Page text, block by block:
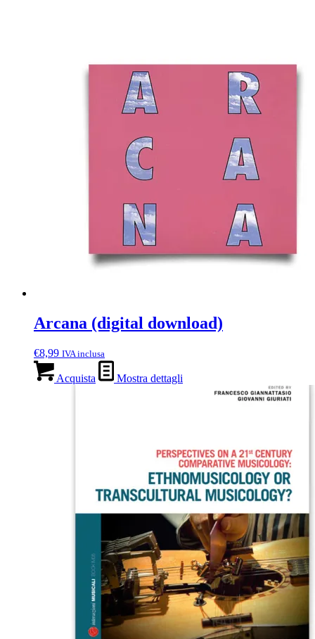
Arcana (digital download)
€8,99 IVA inclusa
Acquista Mostra dettagli